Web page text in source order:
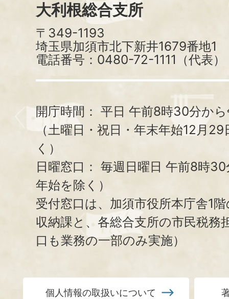
大利根総合支所
〒349-1193
埼玉県加須市北下新井1679番地1
電話番号：0480-72-1111（代表）
開庁時間： 平日 午前8時30分か
（土曜日・祝日・年末年始12月
く）
日曜窓口： 毎週日曜日 午前8時
年始を除く）
受付窓口は、加須市役所本庁舎1
収納課と、 各総合支所の市民税務
口も業務の一部のみ実施）
個人情報の取扱いについて